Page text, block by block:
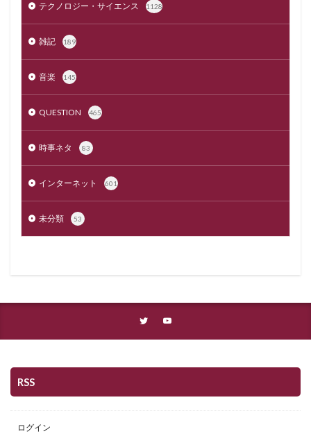
テクノロジー・サイエンス 1128
雑記 189
音楽 145
QUESTION 465
時事ネタ 83
インターネット 601
未分類 53
RSS
ログイン